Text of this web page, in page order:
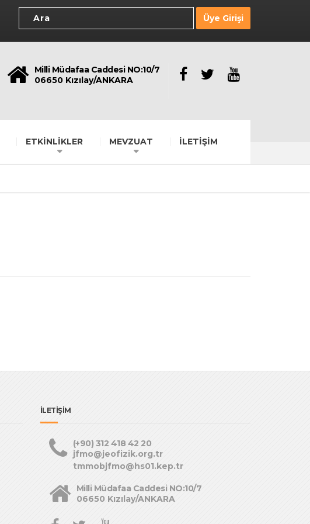
Üye Girişi
Milli Müdafaa Caddesi NO:10/7
06650 Kızılay/ANKARA
ETKİNLİKLER MEVZUAT İLETİŞİM
İLETİŞİM
(+90) 312 418 42 20
jfmo@jeofizik.org.tr
tmmobjfmo@hs01.kep.tr
Milli Müdafaa Caddesi NO:10/7
06650 Kızılay/ANKARA